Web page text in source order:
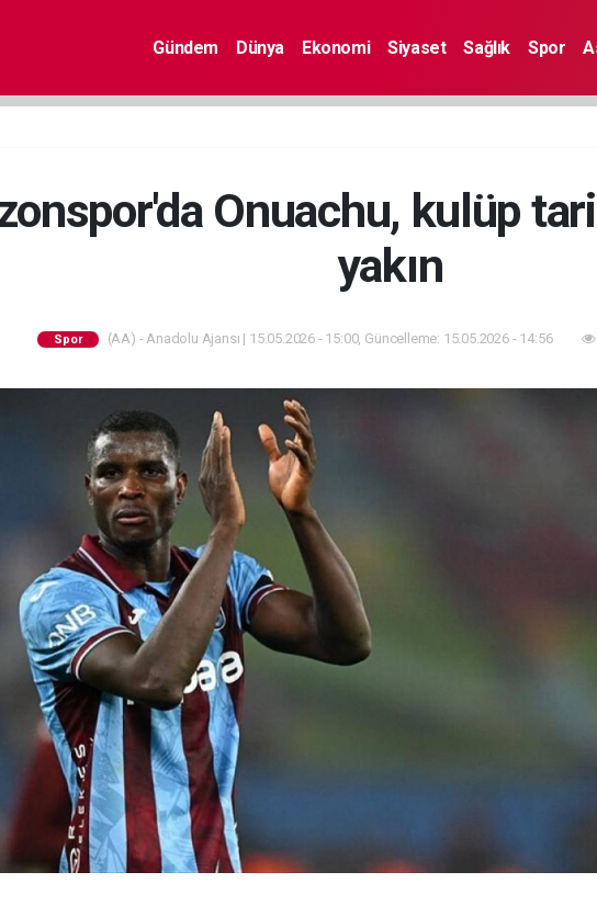
Gündem Dünya Ekonomi Siyaset Sağlık Spor
Onuachu, kulüp
yakın
Spor (AA) - Anadolu Ajansı | 15.05.2026 - 15:00, Güncelleme: 15.05.2026 - 14:56